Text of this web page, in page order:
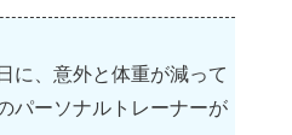
に、意外と体重が減って
パーソナルトレーナーが